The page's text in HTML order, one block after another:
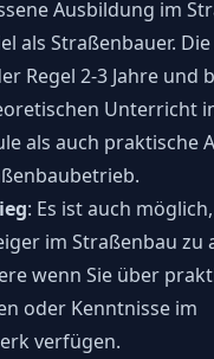
Ausbildung im
als Straßenbauer.
Regel 2-3 Jahre und
Unterricht
als auch praktische
: Es ist auch
im Straßenbau zu
wenn Sie über
oder Kenntnisse im
verfügen.